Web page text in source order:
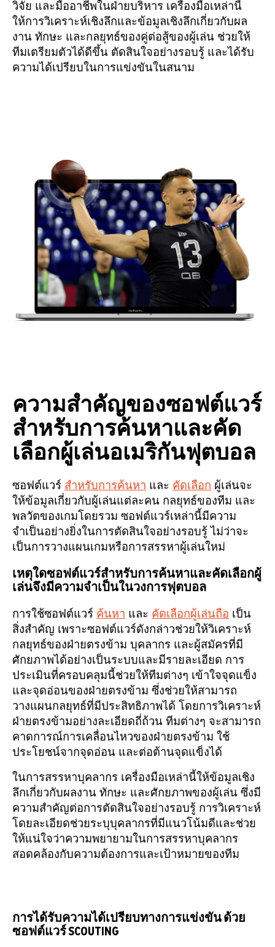
วิจัย และมืออาชีพในฝ่ายบริหาร เครื่องมือเหล่านี้
ให้การวิเคราะห์เชิงลึกและข้อมูลเชิงลึกเกี่ยวกับผล
งาน ทักษะ และกลยุทธ์ของคู่ต่อสู้ของผู้เล่น ช่วยให้
ทีมเตรียมตัวได้ดีขึ้น ตัดสินใจอย่างรอบรู้ และได้รับ
ความได้เปรียบในการแข่งขันในสนาม
ความสำคัญของซอฟต์แวร์
สำหรับการค้นหาและคัด
เลือกผู้เล่นอเมริกันฟุตบอล
ซอฟต์แวร์ สำหรับการค้นหา และ คัดเลือก ผู้เล่นจะ
ให้ข้อมูลเกี่ยวกับผู้เล่นแต่ละคน กลยุทธ์ของทีม และ
พลวัตของเกมโดยรวม ซอฟต์แวร์เหล่านี้มีความ
จำเป็นอย่างยิ่งในการตัดสินใจอย่างรอบรู้ ไม่ว่าจะ
เป็นการวางแผนเกมหรือการสรรหาผู้เล่นใหม่
เหตุใดซอฟต์แวร์สำหรับการค้นหาและคัดเลือกผู้
เล่นจึงมีความจำเป็นในวงการฟุตบอล
การใช้ซอฟต์แวร์ ค้นหา และ คัดเลือกผู้เล่นถือ เป็น
สิ่งสำคัญ เพราะซอฟต์แวร์ดังกล่าวช่วยให้วิเคราะห์
กลยุทธ์ของฝ่ายตรงข้าม บุคลากร และผู้สมัครที่มี
ศักยภาพได้อย่างเป็นระบบและมีรายละเอียด การ
ประเมินที่ครอบคลุมนี้ช่วยให้ทีมต่างๆ เข้าใจจุดแข็ง
และจุดอ่อนของฝ่ายตรงข้าม ซึ่งช่วยให้สามารถ
วางแผนกลยุทธ์ที่มีประสิทธิภาพได้ โดยการวิเคราะห์
ฝ่ายตรงข้ามอย่างละเอียดถี่ถ้วน ทีมต่างๆ จะสามารถ
คาดการณ์การเคลื่อนไหวของฝ่ายตรงข้าม ใช้
ประโยชน์จากจุดอ่อน และต่อต้านจุดแข็งได้
ในการสรรหาบุคลากร เครื่องมือเหล่านี้ให้ข้อมูลเชิง
ลึกเกี่ยวกับผลงาน ทักษะ และศักยภาพของผู้เล่น ซึ่งมี
ความสำคัญต่อการตัดสินใจอย่างรอบรู้ การวิเคราะห์
โดยละเอียดช่วยระบุบุคลากรที่มีแนวโน้มดีและช่วย
ให้แน่ใจว่าความพยายามในการสรรหาบุคลากร
สอดคล้องกับความต้องการและเป้าหมายของทีม
การได้รับความได้เปรียบทางการแข่งขัน ด้วย
ซอฟต์แวร์ SCOUTING